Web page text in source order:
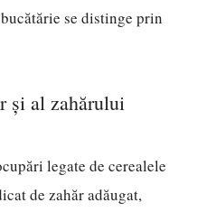
se distinge prin
și al zahărului
legate de cerealele
de zahăr adăugat,